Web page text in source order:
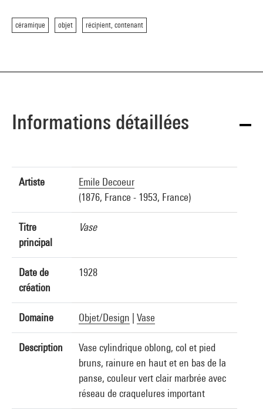
céramique objet récipient, contenant
Informations détaillées
Artiste
Emile Decoeur
(1876, France - 1953, France)
Titre
principal
Vase
Date de
création
1928
Domaine Objet/Design Vase
Description
Vase cylindrique oblong, col et pied
bruns, rainure en haut et en bas de la
panse, couleur vert clair marbrée avec
réseau de craquelures important